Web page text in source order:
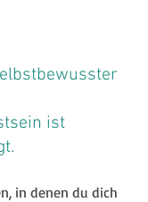
ist
in denen du dich